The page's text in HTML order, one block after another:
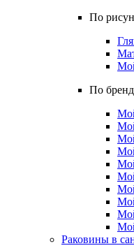
По
По
Раковины в